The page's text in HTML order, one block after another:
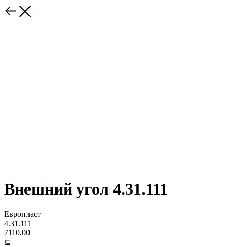
Внешний угол 4.31.111
Европласт
4.31.111
7110,00
⊆